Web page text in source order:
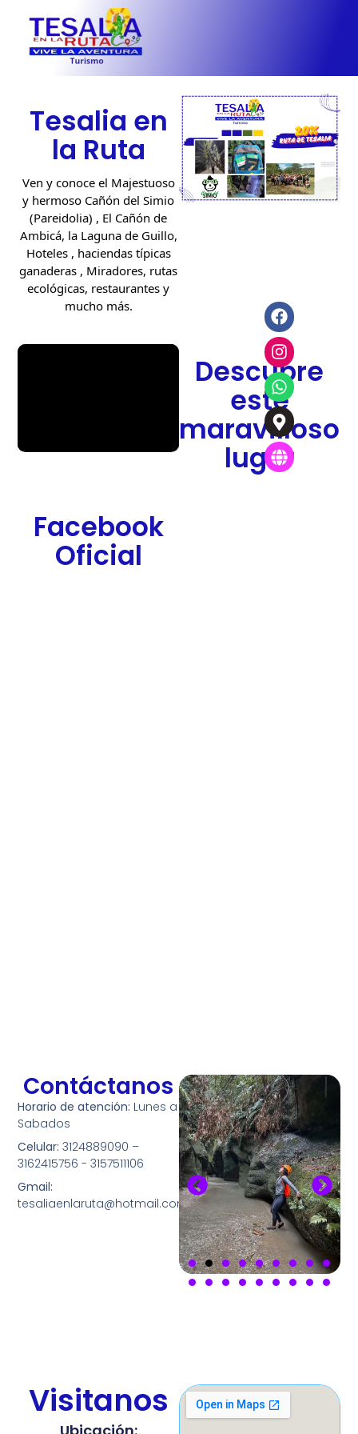
Tesalia en
la Ruta
Ven y conoce el Majestuoso
y hermoso Cañón del Simio
(Pareidolia) , El Cañón de
Ambicá, la Laguna de Guillo,
Hoteles , haciendas típicas
ganaderas , Miradores, rutas
ecológicas, restaurantes y
mucho más.
Descubre
este
maravilloso
lugar
Facebook
Oficial
Contáctanos
Horario de atención: Lunes a
Sabados
Celular: 3124889090 –
3162415756 - 3157511106
Gmail:
tesaliaenlaruta@hotmail.com
Visitanos